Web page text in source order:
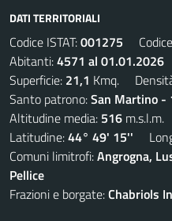
DATI TERRITORIALI
Codice ISTAT:001275
Abitanti:4571 al 01.01.2026
Superficie: 21,1 Kmq.
Santo patrono:San Martino -
Altitudine media: 516 m.s.l.m.
Latitudine:44° 49' 15''
Comuni limitrofi:Angrogna,
Pellice
Frazioni e borgate:Chabriols